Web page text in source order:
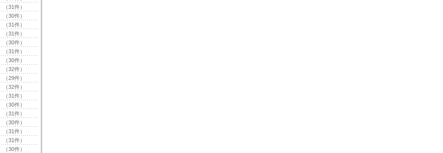
（31件）
（30件）
（31件）
（31件）
（30件）
（31件）
（30件）
（32件）
（29件）
（32件）
（31件）
（30件）
（31件）
（30件）
（31件）
（31件）
（30件）